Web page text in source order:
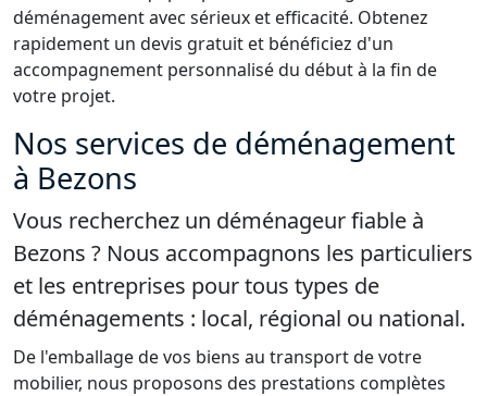
déménagement avec sérieux et efficacité. Obtenez
rapidement un devis gratuit et bénéficiez d'un
accompagnement personnalisé du début à la fin de
votre projet.
Nos services de déménagement
à Bezons
Vous recherchez un déménageur fiable à
Bezons ? Nous accompagnons les particuliers
et les entreprises pour tous types de
déménagements : local, régional ou national.
De l'emballage de vos biens au transport de votre
mobilier, nous proposons des prestations complètes